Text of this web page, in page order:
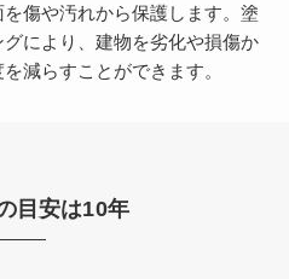
傷や汚れから保護します。塗
により、建物を劣化や損傷か
減らすことができます。
目安は10年